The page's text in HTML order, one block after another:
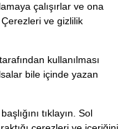
çalışırlar ve ona
ve gizlilik
kullanılması
bile içinde yazan
tıklayın. Sol